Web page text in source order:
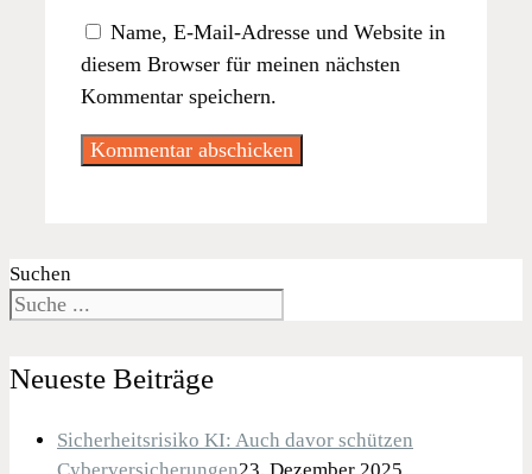
Name, E-Mail-Adresse und Website in
diesem Browser für meinen nächsten
Kommentar speichern.
Suchen
Neueste Beiträge
Sicherheitsrisiko KI: Auch davor schützen
Cyberversicherungen23. Dezember 2025